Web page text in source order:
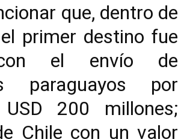
que, dentro de
primer destino fue
el envío de
paraguayos por
200 millones;
Chile con un valor